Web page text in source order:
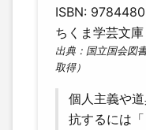
ISBN:
ちくま学芸文
出典：国立国会図
取得）
個人主義や
抗するには